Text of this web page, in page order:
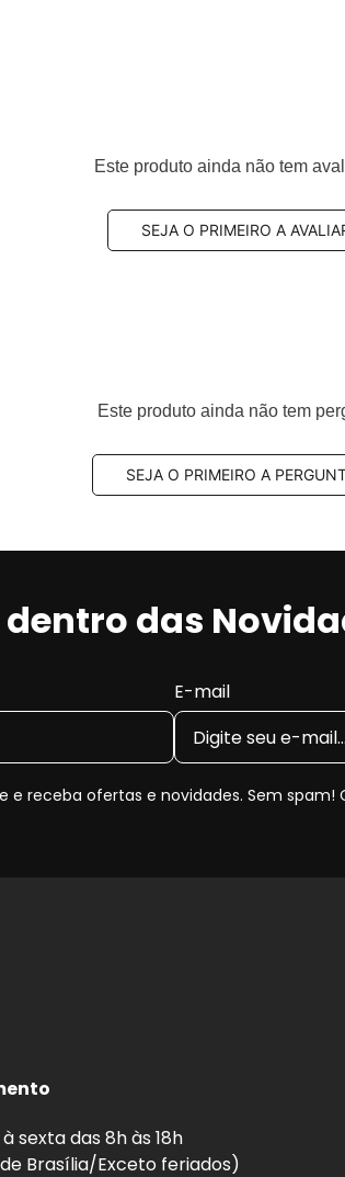
tração, pilotagem precisa e
e com certificado INMETRO.
Este produto ainda não tem
SEJA O PRIMEIRO A
Este produto ainda não tem
SEJA O PRIMEIRO A
das
E-mail
e receba ofertas e novidades. Sem spam!
sexta das 8h às 18h
Brasília/Exceto feriados)